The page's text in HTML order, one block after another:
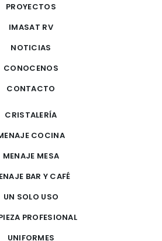
PROYECTOS
IMASAT RV
NOTICIAS
CONOCENOS
CONTACTO
CRISTALERÍA
COCINA
MENAJE MESA
BAR Y CAFÉ
UN SOLO USO
PROFESIONAL
UNIFORMES